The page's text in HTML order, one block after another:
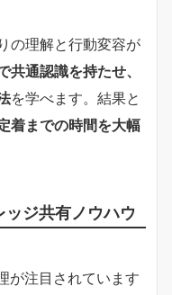
の理解と行動変容が
共通認識を持たせ、
を学べます。結果と
着までの時間を大幅
ジ共有ノウハウ
が注目されています